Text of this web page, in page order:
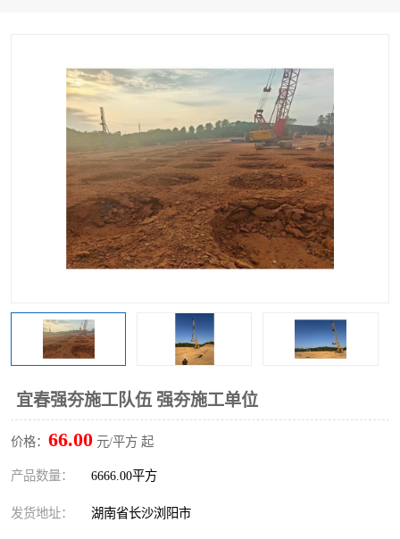
宜春强夯施工队伍 强夯施工单位
价格： 66.00 元/平方 起
产品数量： 6666.00平方
发货地址： 湖南省长沙浏阳市